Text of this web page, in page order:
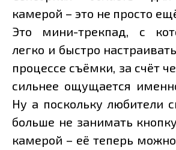
камерой – это не просто
Это мини-трекпад, с
легко и быстро
процессе съёмки, за счёт
сильнее ощущается
Ну а поскольку любители
больше не занимать
камерой – её теперь